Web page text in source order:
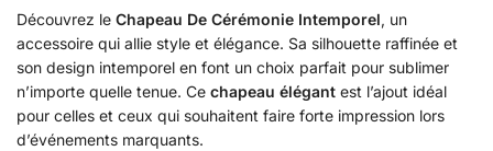
Découvrez le Chapeau De Cérémonie Intemporel, un
accessoire qui allie style et élégance. Sa silhouette raffinée et
son design intemporel en font un choix parfait pour sublimer
n’importe quelle tenue. Ce chapeau élégant est l’ajout idéal
pour celles et ceux qui souhaitent faire forte impression lors
d’événements marquants.